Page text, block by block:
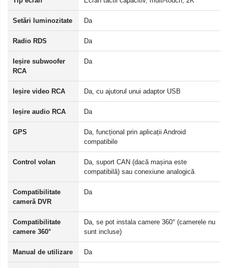
Setări luminozitate Da
Radio RDS Da
Ieșire subwoofer
RCA
Da
Ieșire video RCA Da, cu ajutorul unui adaptor USB
Ieșire audio RCA Da
GPS
Da, funcțional prin aplicații Android
compatibile
Control volan
Da, suport CAN (dacă mașina este
compatibilă) sau conexiune analogică
Compatibilitate
cameră DVR
Da
Compatibilitate
camere 360°
Da, se pot instala camere 360° (camerele nu
sunt incluse)
Manual de utilizare Da